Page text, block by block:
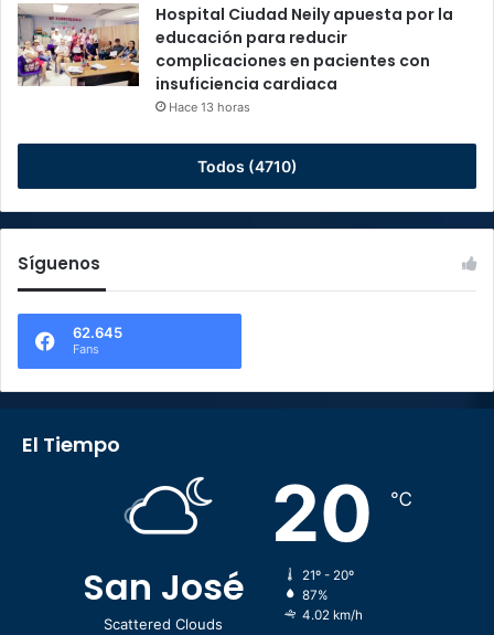
Hospital Ciudad Neily apuesta por la
educación para reducir
complicaciones en pacientes con
insuficiencia cardiaca
Hace 13 horas
Todos (4710)
Síguenos
62.645
Fans
El Tiempo
San José
Scattered Clouds
20 ℃
21º - 20º
87%
4.02 km/h